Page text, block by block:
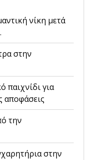
νίκη μετά
στην
παιχνίδι για
αποφάσεις
την
στην